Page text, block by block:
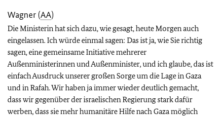
Wagner (AA)
Die Ministerin hat sich dazu, wie gesagt, heute Morgen auch
eingelassen. Ich würde einmal sagen: Das ist ja, wie Sie richtig
sagen, eine gemeinsame Initiative mehrerer
Außenministerinnen und Außenminister, und ich glaube, das ist
einfach Ausdruck unserer großen Sorge um die Lage in Gaza
und in Rafah. Wir haben ja immer wieder deutlich gemacht,
dass wir gegenüber der israelischen Regierung stark dafür
werben, dass sie mehr humanitäre Hilfe nach Gaza möglich